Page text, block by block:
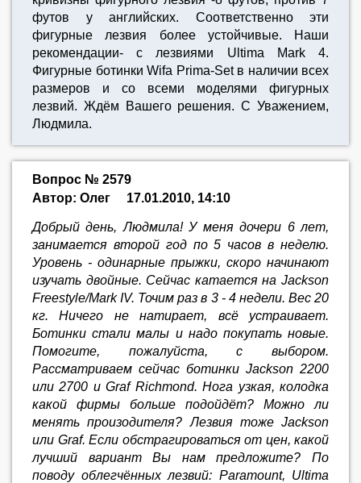
футов у английских. Соответственно эти
фигурные лезвия более устойчивые. Наши
рекомендации- с лезвиями Ultima Mark 4.
Фигурные ботинки Wifa Prima-Set в наличии всех
размеров и со всеми моделями фигурных
лезвий. Ждём Вашего решения. С Уважением,
Людмила.
Вопрос № 2579
Автор: Олег
17.01.2010, 14:10
Добрый день, Людмила! У меня дочери 6 лет,
занимается второй год по 5 часов в неделю.
Уровень - одинарные прыжки, скоро начинают
изучать двойные. Сейчас катается на Jackson
Freestyle/Mark IV. Точим раз в 3 - 4 недели. Вес 20
кг. Ничего не натирает, всё устраивает.
Ботинки стали малы и надо покупать новые.
Помогите, пожалуйста, с выбором.
Рассматриваем сейчас ботинки Jackson 2200
или 2700 и Graf Richmond. Нога узкая, колодка
какой фирмы больше подойдёт? Можно ли
менять произодителя? Лезвия тоже Jackson
или Graf. Если обстрагироваться от цен, какой
лучший вариант Вы нам предложите? По
поводу облегчённых лезвий: Paramount, Ultima